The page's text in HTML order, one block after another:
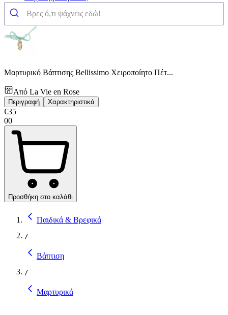
Μαρτυρικό Βάπτισης Bellissimo Χειροποίητο Πέτ...
Από La Vie en Rose
Περιγραφή Χαρακτηριστικά
€35
00
Προσθήκη στο καλάθι
Παιδικά & Βρεφικά
/
Βάπτιση
/
Μαρτυρικά